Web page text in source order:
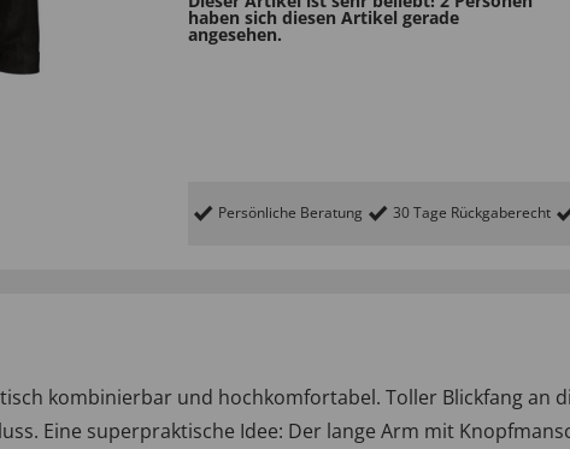
haben sich diesen Artikel gerade
angesehen.
Persönliche Beratung 30 Tage Rückgaberecht
kombinierbar und hochkomfortabel. Toller Blickfang an
Eine superpraktische Idee: Der lange Arm mit